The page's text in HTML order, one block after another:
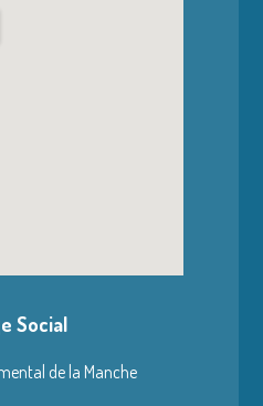
Social
de la Manche